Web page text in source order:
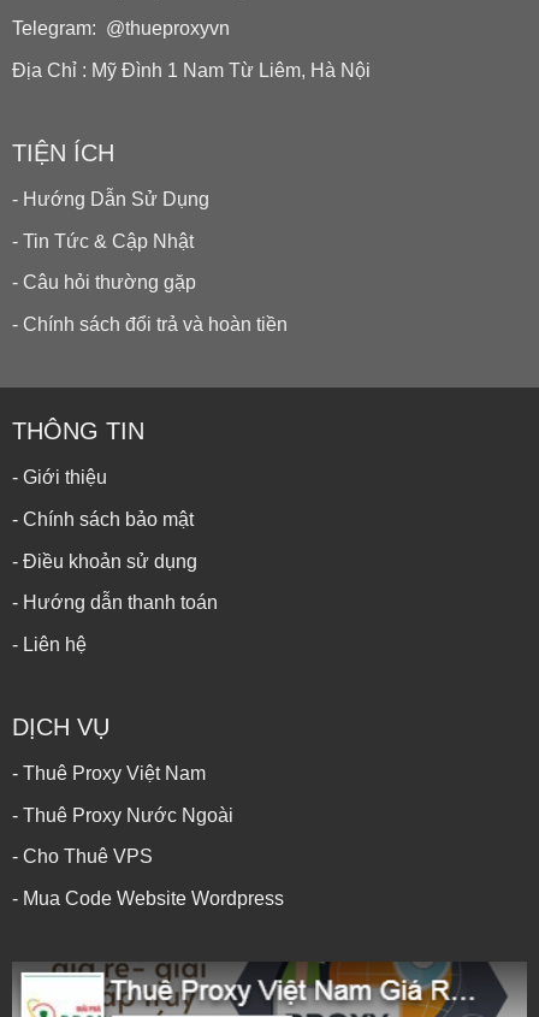
Telegram: @thueproxyvn
Địa Chỉ : Mỹ Đình 1 Nam Từ Liêm, Hà Nội
TIỆN ÍCH
- Hướng Dẫn Sử Dụng
- Tin Tức & Cập Nhật
- Câu hỏi thường gặp
- Chính sách đổi trả và hoàn tiền
THÔNG TIN
- Giới thiệu
- Chính sách bảo mật
- Điều khoản sử dụng
- Hướng dẫn thanh toán
- Liên hệ
DỊCH VỤ
- Thuê Proxy Việt Nam
- Thuê Proxy Nước Ngoài
- Cho Thuê VPS
- Mua Code Website Wordpress